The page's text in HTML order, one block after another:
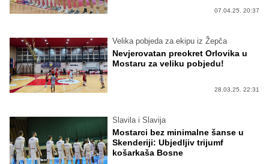
07.04.25. 20:37
Velika pobjeda za ekipu iz Žepča
Nevjerovatan preokret Orlovika u
Mostaru za veliku pobjedu!
28.03.25. 22:31
Slavila i Slavija
Mostarci bez minimalne šanse u
Skenderiji: Ubjedljiv trijumf
košarkaša Bosne